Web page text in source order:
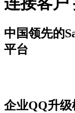
中国领先的
平台
企业QQ升